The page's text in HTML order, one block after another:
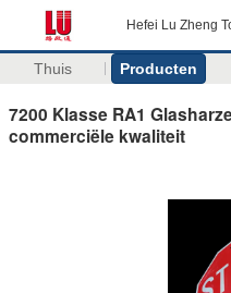
Hefei Lu Zheng
Thuis Producten
7200 Klasse RA1
commerciële kwaliteit